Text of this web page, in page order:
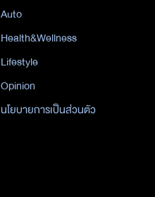
Auto
Health&Wellness
Lifestyle
Opinion
นโยบายการเป็นส่วนตัว